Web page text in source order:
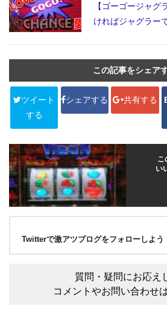
【ゴーゴージャグ
ければジャグラー
この記事をシェア
ツイート
する
シェアする 共有する
こ
い
Twitterで激アツブログをフォローしよう
質問・疑問にお応え
コメントやお問い合わせ